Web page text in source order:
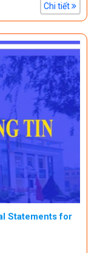
Chi tiết
Statements for